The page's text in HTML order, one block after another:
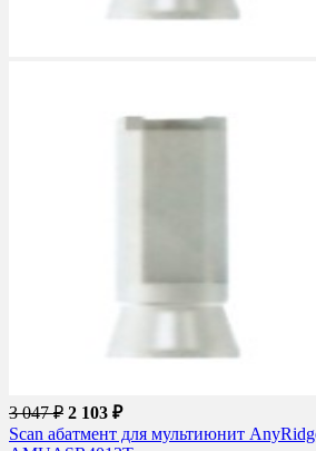
3 047 ₽ 2 103 ₽
Scan абатмент для мультиюнит